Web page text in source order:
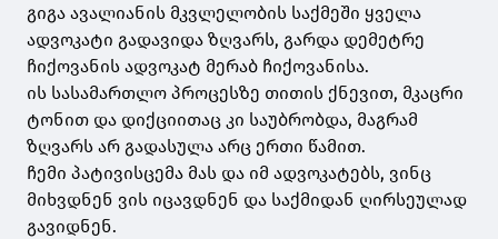
გიგა ავალიანის მკვლელობის საქმეში ყველა
ადვოკატი გადავიდა ზღვარს, გარდა დემეტრე
ჩიქოვანის ადვოკატ მერაბ ჩიქოვანისა.
ის სასამართლო პროცესზე თითის ქნევით, მკაცრი
ტონით და დიქციითაც კი საუბრობდა, მაგრამ
ზღვარს არ გადასულა არც ერთი წამით.
ჩემი პატივისცემა მას და იმ ადვოკატებს, ვინც
მიხვდნენ ვის იცავდნენ და საქმიდან ღირსეულად
გავიდნენ.